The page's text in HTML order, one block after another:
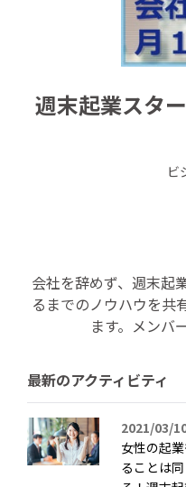
週末起業スタ
ビ
会社を辞めず、週末起
るまでのノウハウを共
ます。メンバ
最新のアクティビティ
2021/03/
女性の起
ることは